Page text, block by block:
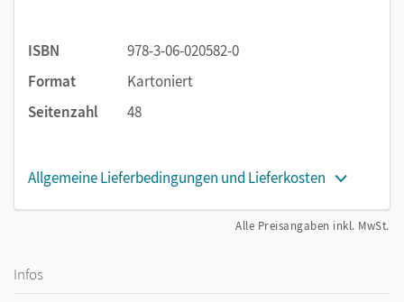
ISBN
978-3-06-020582-0
Format
Kartoniert
Seitenzahl
48
Allgemeine Lieferbedingungen und Lieferkosten
Alle Preisangaben inkl. MwSt.
Infos